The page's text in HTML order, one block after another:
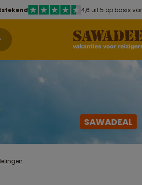
4,6 uit 5 op basis
SAWADEAL